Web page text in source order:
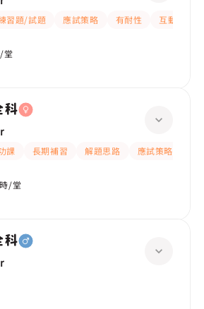
習題/試題 應試策略 有耐性
互動教學
堂
科
課 長期補習 解題思路 應試策略
/堂
科